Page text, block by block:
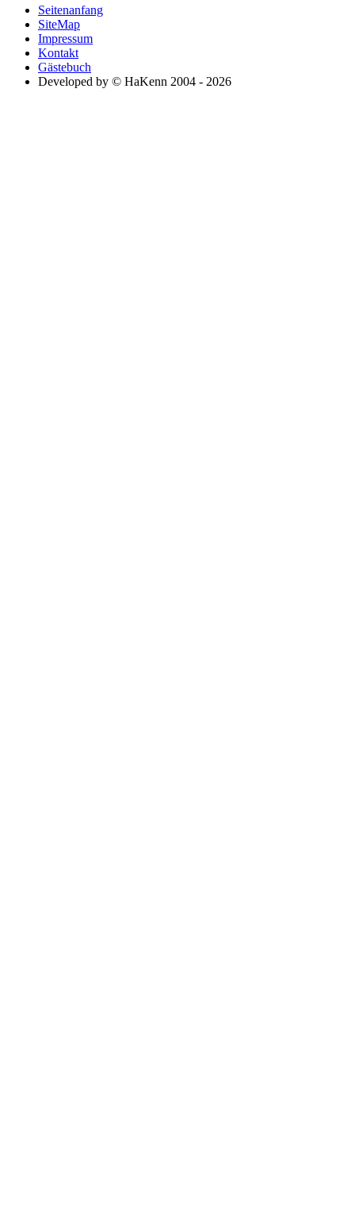
Seitenanfang
SiteMap
Impressum
Kontakt
Gästebuch
Developed by © HaKenn 2004 - 2026